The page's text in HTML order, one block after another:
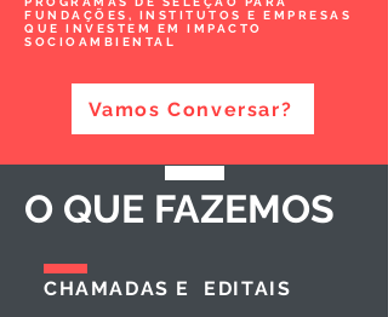
FUNDAÇÕES, INSTITUTOS E EMPRESAS
QUE INVESTEM EM IMPACTO
SOCIOAMBIENTAL
Vamos Conversar?
O QUE FAZEMOS
CHAMADAS E EDITAIS